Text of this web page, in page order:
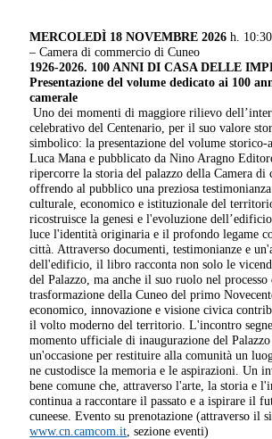
MERCOLEDÌ 18 NOVEMBRE 2026h.
– Camera di commercio di Cuneo
1926-2026. 100 ANNI DI CASA DELLE
Presentazione del volume dedicato ai 100
camerale
Uno dei momenti di maggiore rilievo
celebrativo del Centenario, per il suo valore
simbolico: la presentazione del volume
Luca Mana e pubblicato da Nino Aragno
ripercorre la storia del palazzo della Camera di
offrendo al pubblico una preziosa
culturale, economico e istituzionale del
ricostruisce la genesi e l'evoluzione
luce l'identità originaria e il profondo legame
città. Attraverso documenti, testimonianze e
dell'edificio, il libro racconta non solo le
del Palazzo, ma anche il suo ruolo nel processo
trasformazione della Cuneo del primo
economico, innovazione e visione civica
il volto moderno del territorio. L'incontro
momento ufficiale di inaugurazione del Palazzo
un'occasione per restituire alla comunità un
ne custodisce la memoria e le aspirazioni. Un
bene comune che, attraverso l'arte, la storia e
continua a raccontare il passato e a ispirare il
cuneese. Evento su prenotazione (attraverso il
www.cn.camcom.it , sezione eventi)